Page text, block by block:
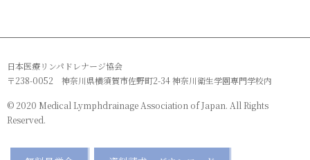
日本医療リンパドレナージ協会
〒238-0052 神奈川県横須賀市佐野町2-34 神奈川衛生学園専門学校内
© 2020 Medical Lymphdrainage Association of Japan. All Rights
Reserved.